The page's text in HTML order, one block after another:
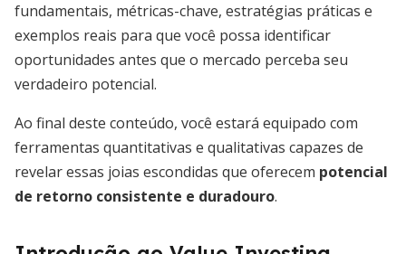
fundamentais, métricas-chave, estratégias práticas e
exemplos reais para que você possa identificar
oportunidades antes que o mercado perceba seu
verdadeiro potencial.
Ao final deste conteúdo, você estará equipado com
ferramentas quantitativas e qualitativas capazes de
revelar essas joias escondidas que oferecem potencial
de retorno consistente e duradouro.